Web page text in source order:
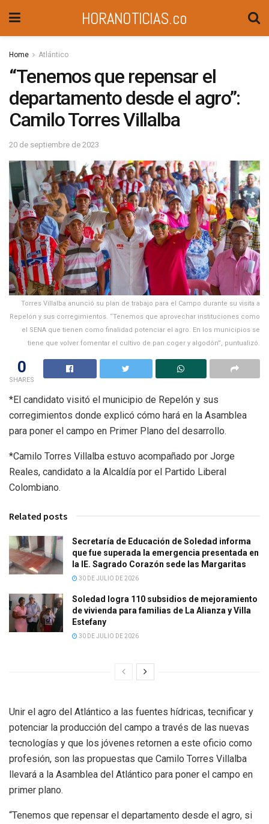
HORANOTICIAS.co
Home Atlántico
“Tenemos que repensar el
departamento desde el agro”:
Camilo Torres Villalba
20 de septiembre de 2023
Torres Villalba anunció su plan de trabajo para el Campo durante su visita a
Repelón y sus corregimientos. “Tenemos que aprovechar instituciones como
el SENA que tienen como finalidad potenciar el agro. En los municipios se
tiene que volver fomentar el cultivo de pan coger y algodón”, puntualizó.
0
SHARES
*El candidato visitó el municipio de Repelón y sus
corregimientos donde explicó cómo hará en la Asamblea
para poner el campo en Primer Plano del desarrollo.
*Camilo Torres Villalba estuvo acompañado por Jorge
Reales, candidato a la Alcaldía por el Partido Liberal
Colombiano.
Related posts
Secretaría de Educación de Soledad informa
que fue superada la emergencia presentada en
la IE. Sagrado Corazón sede las Margaritas
30 DE JULIO DE 2026
Soledad logra 110 subsidios de mejoramiento
de vivienda para familias de La Alianza y Villa
Estefany
30 DE JULIO DE 2026
Unir el agro del Atlántico a las fuentes hídricas, tecnificar y
potenciar la producción del campo a través de las nuevas
tecnologías y que los jóvenes retornen a este oficio como
profesión, son las propuestas que Camilo Torres Villalba
llevará a la Asamblea del Atlántico para poner el campo en
primer plano.
“Tenemos que repensar el departamento desde el agro, si